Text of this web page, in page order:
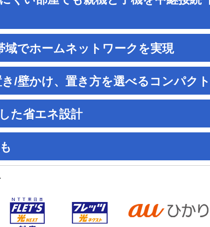
域でホームネットワークを実現
/壁かけ、置き方を選べるコンパク
た省エネ設計